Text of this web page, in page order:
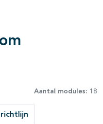
Aantal modules: 18